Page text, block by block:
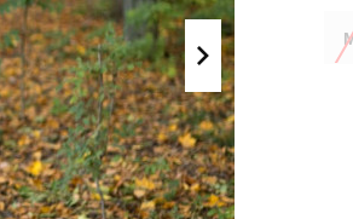
Поло
Сорочки
Футболки
Майка
ХУДІ, СВІТШОТИ, СВЕТРИ